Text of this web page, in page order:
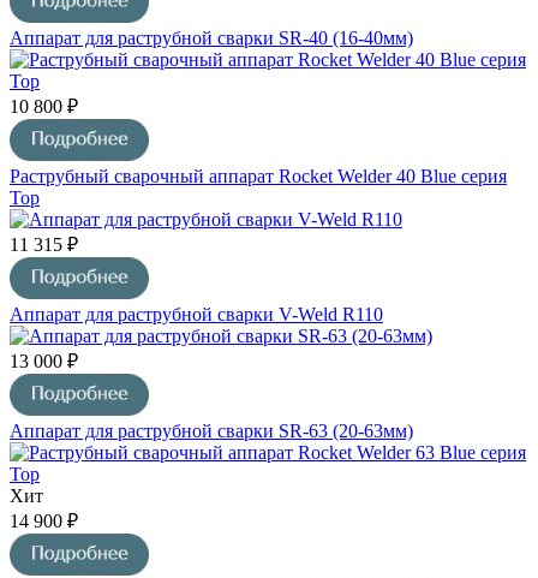
Аппарат для раструбной сварки SR-40 (16-40мм)
10 800 ₽
Раструбный сварочный аппарат Rocket Welder 40 Blue серия
Top
11 315 ₽
Аппарат для раструбной сварки V-Weld R110
13 000 ₽
Аппарат для раструбной сварки SR-63 (20-63мм)
Хит
14 900 ₽